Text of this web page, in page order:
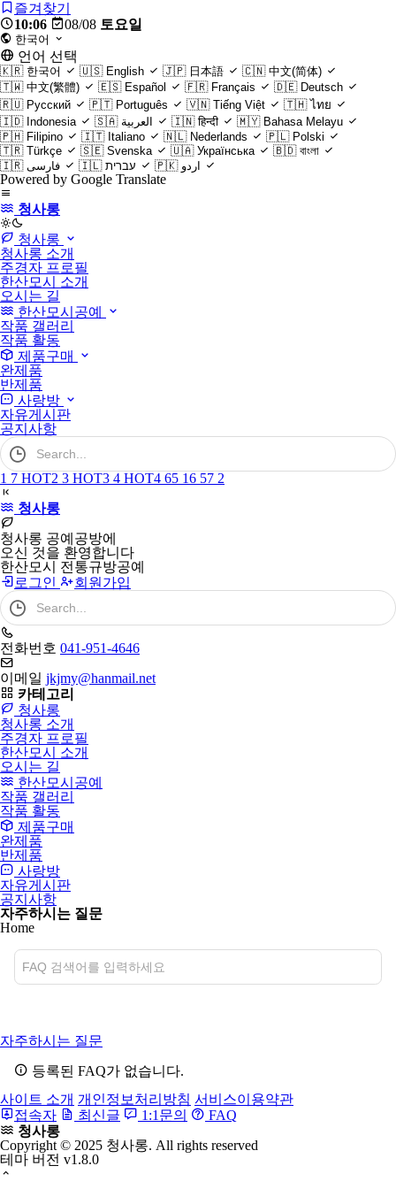
즐겨찾기
10:06
08/08 토요일
한국어
언어 선택
🇰🇷 한국어 🇺🇸 English 🇯🇵 日本語 🇨🇳 中文(简体)
🇹🇼 中文(繁體) 🇪🇸 Español 🇫🇷 Français 🇩🇪 Deutsch
🇷🇺 Русский 🇵🇹 Português 🇻🇳 Tiếng Việt 🇹🇭 ไทย
🇮🇩 Indonesia 🇸🇦 العربية 🇮🇳 हिन्दी 🇲🇾 Bahasa Melayu
🇵🇭 Filipino 🇮🇹 Italiano 🇳🇱 Nederlands 🇵🇱 Polski
🇹🇷 Türkçe 🇸🇪 Svenska 🇺🇦 Українська 🇧🇩 বাংলা
🇮🇷 فارسی 🇮🇱 עברית 🇵🇰 اردو
Powered by Google Translate
청사롱
light청사롱
청사롱 소개
주경자 프로필
한산모시 소개
오시는 길
한산모시공예
작품 갤러리
작품 활동
제품구매
완제품
반제품
사랑방
자유게시판
공지사항
검
색
어
필
수
1 7 HOT2 3 HOT3 4 HOT4 65 16 57 2
청사롱
청사롱 공예공방에
오신 것을 환영합니다
한산모시 전통규방공예
로그인
회원가입
검
색
어
필
수
전화번호 041-951-4646
이메일 jkjmy@hanmail.net
카테고리
청사롱
청사롱 소개
주경자 프로필
한산모시 소개
오시는 길
한산모시공예
작품 갤러리
작품 활동
제품구매
완제품
반제품
사랑방
자유게시판
공지사항
자주하시는 질문
Home
자
는
질
문
분
류
자주하시는 질문
등록된 FAQ가 없습니다.
사이트 소개 개인정보처리방침 서비스이용약관
접속자
최신글 1:1문의
FAQ
청사롱
Copyright © 2025 청사롱. All rights reserved
테마 버전 v1.8.0